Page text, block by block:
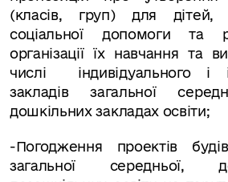
(класів, груп) для дітей,
соціальної допомоги та
організації їх на­вчання та
числі індивідуального і
закладів загальної
дошкільних закладах освіти;
-Погодження проектів
загальної середньої,